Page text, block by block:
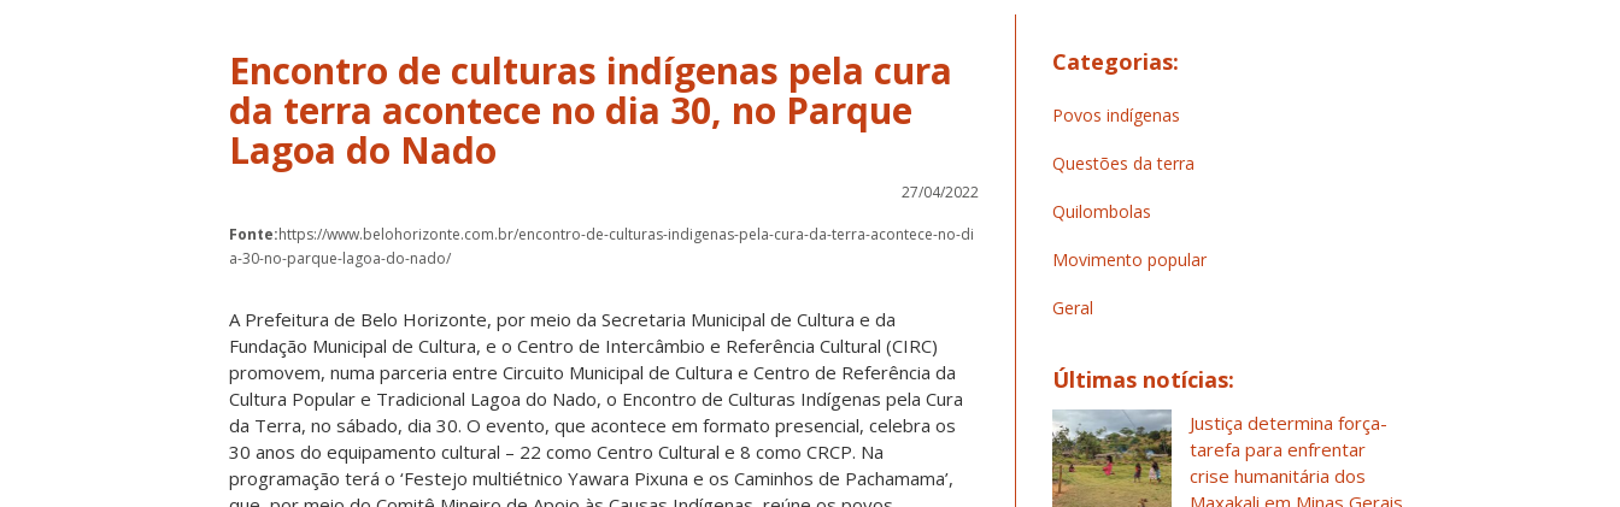
Encontro de culturas indígenas pela cura
da terra acontece no dia 30, no Parque
Lagoa do Nado
27/04/2022
Fonte:https://www.belohorizonte.com.br/encontro-de-culturas-indigenas-pela-cura-da-terra-acontece-no-di
a-30-no-parque-lagoa-do-nado/
A Prefeitura de Belo Horizonte, por meio da Secretaria Municipal de Cultura e da
Fundação Municipal de Cultura, e o Centro de Intercâmbio e Referência Cultural (CIRC)
promovem, numa parceria entre Circuito Municipal de Cultura e Centro de Referência da
Cultura Popular e Tradicional Lagoa do Nado, o Encontro de Culturas Indígenas pela Cura
da Terra, no sábado, dia 30. O evento, que acontece em formato presencial, celebra os
30 anos do equipamento cultural – 22 como Centro Cultural e 8 como CRCP. Na
programação terá o ‘Festejo multiétnico Yawara Pixuna e os Caminhos de Pachamama’,
Categorias:
Povos indígenas
Questões da terra
Quilombolas
Movimento popular
Geral
Últimas notícias:
Justiça determina força-
tarefa para enfrentar
crise humanitária dos
Maxakali em Minas Gerais